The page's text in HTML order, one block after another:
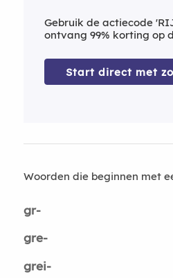
Gebruik de actiecode
ontvang 99% korting op
Start direct met
Woorden die beginnen met
gr-
gre-
grei-